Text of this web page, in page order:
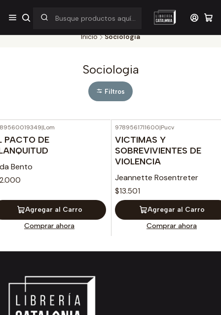
¡Por pocos días! Despacho a $1.000 en RM por compras sobre
$38.000
Inicio Sociologia
Sociologia
Filtros
|Lom
PACTO DE
Bento
Agregar al Carro
Comprar ahora
9789561711600|Pucv
VICTIMAS Y
SOBREVIVIENTES DE
VIOLENCIA
Jeannette Rosentreter
$13.501
Agregar al Carro
Comprar ahora